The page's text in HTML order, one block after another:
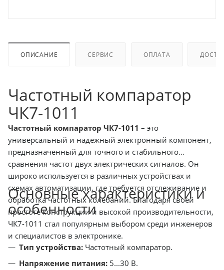
ОПИСАНИЕ СЕРВИС ОПЛАТА
Частотный компаратор
ЧК7-1011
Частотный компаратор ЧК7-1011 – это
универсальный и надежный электронный компонент,
предназначенный для точного и стабильного
сравнения частот двух электрических сигналов. Он
широко используется в различных устройствах и
схемах автоматизации, где требуется отслеживание и
обработка частотных колебаний. Благодаря своей
простоте конструкции и высокой производительности,
ЧК7-1011 стал популярным выбором среди инженеров
и специалистов в электронике.
Основные характеристики и
особенности
Тип устройства: Частотный компаратор.
Напряжение питания: 5...30 В.